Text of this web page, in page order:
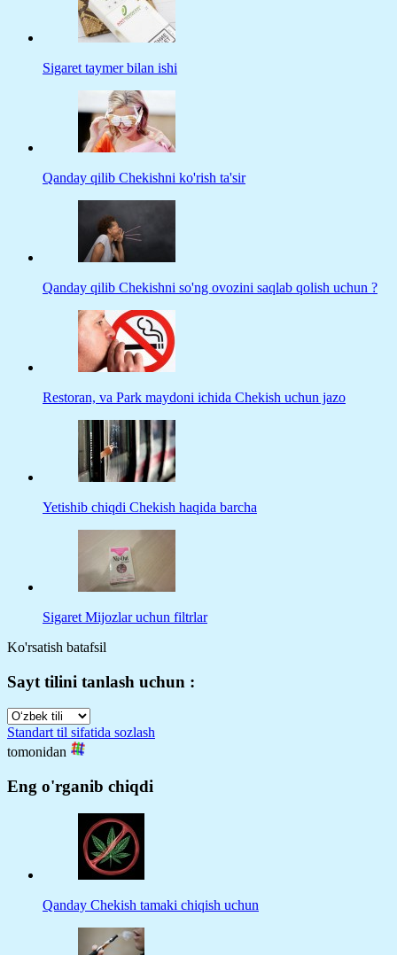
Sigaret taymer bilan ishi
Qanday qilib Chekishni ko'rish ta'sir
Qanday qilib Chekishni so'ng ovozini saqlab qolish uchun ?
Restoran, va Park maydoni ichida Chekish uchun jazo
Yetishib chiqdi Chekish haqida barcha
Sigaret Mijozlar uchun filtrlar
Ko'rsatish batafsil
Sayt tilini tanlash uchun :
Standart til sifatida sozlash
tomonidan
Eng o'rganib chiqdi
Qanday Chekish tamaki chiqish uchun